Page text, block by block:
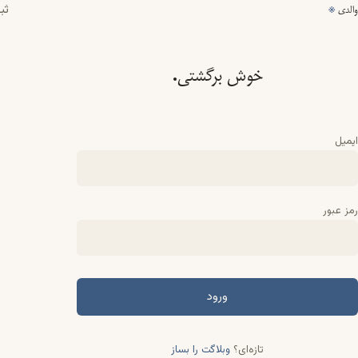
والدی ※
خوش برگشتی.
ایمیل
رمز عبور
ورود
تازه‌ای؟ وبلاگت را بساز